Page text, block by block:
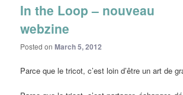
In the Loop – nouveau
webzine
Posted onMarch 5, 2012
Parce que le tricot, c’est loin d’être un art de